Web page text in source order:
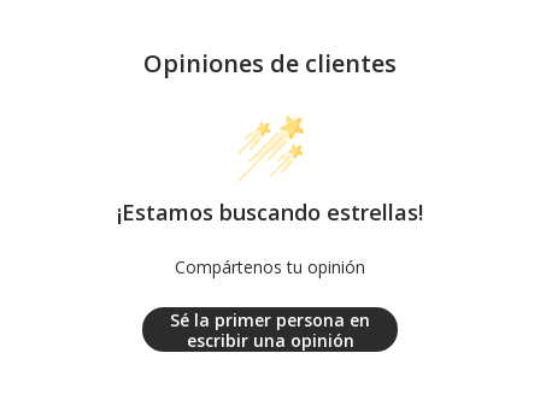
Opiniones de clientes
¡Estamos buscando estrellas!
Compártenos tu opinión
Sé la primer persona en
escribir una opinión